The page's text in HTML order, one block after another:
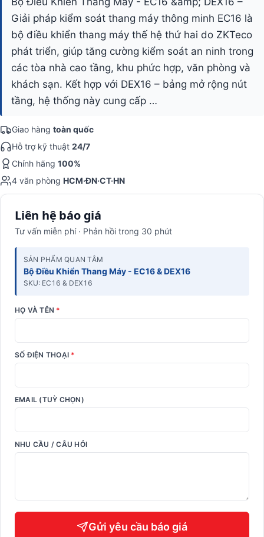
Giải pháp kiểm soát thang máy thông minh EC16 là
bộ điều khiển thang máy thế hệ thứ hai do ZKTeco
phát triển, giúp tăng cường kiểm soát an ninh trong
các tòa nhà cao tầng, khu phức hợp, văn phòng và
khách sạn. Kết hợp với DEX16 – bảng mở rộng nút
tầng, hệ thống này cung cấp …
Giao hàng toàn quốc
Hỗ trợ kỹ thuật 24/7
Chính hãng 100%
4 văn phòng HCM·ĐN·CT·HN
Liên hệ báo giá
Tư vấn miễn phí · Phản hồi trong 30 phút
SẢN PHẨM QUAN TÂM
Bộ Điều Khiển Thang Máy - EC16 & DEX16
SKU: EC16 & DEX16
HỌ VÀ TÊN *
SỐ ĐIỆN THOẠI *
EMAIL (TUỲ CHỌN)
NHU CẦU / CÂU HỎI
Gửi yêu cầu báo giá